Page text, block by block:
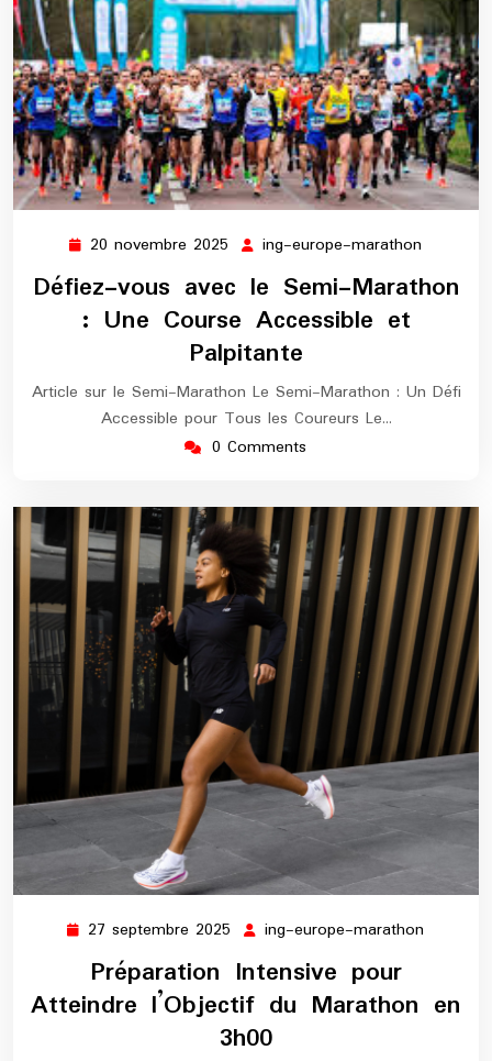
20 novembre 2025 20
novembre
2025
ing-europe-marathon
europe-
marathon
Défiez-vous avec le Semi-Marathon
: Une Course Accessible et
Palpitante
Article sur le Semi-Marathon Le Semi-Marathon : Un Défi
Accessible pour Tous les Coureurs Le…
0 Comments
27 septembre 2025 27
septembre
2025
ing-europe-marathon
Préparation Intensive pour
Atteindre l’Objectif du Marathon en
3h00